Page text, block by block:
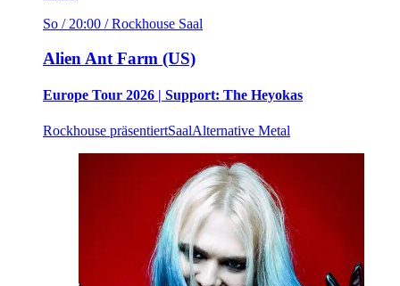
So / 20:00 / Rockhouse Saal
Alien Ant Farm (US)
Europe Tour 2026 | Support: The Heyokas
Rockhouse präsentiertSaalAlternative Metal